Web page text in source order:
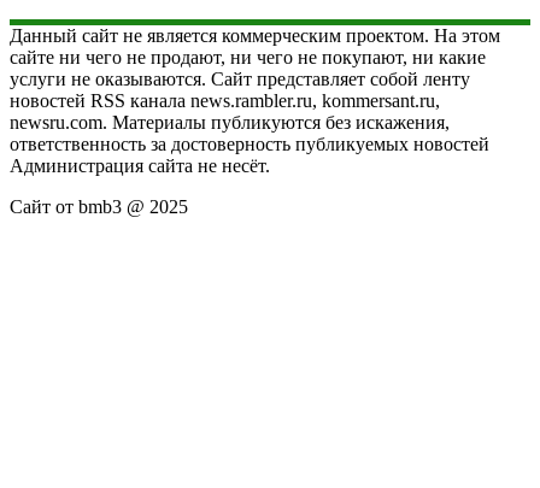
Данный сайт не является коммерческим проектом. На этом
сайте ни чего не продают, ни чего не покупают, ни какие
услуги не оказываются. Сайт представляет собой ленту
новостей RSS канала news.rambler.ru, kommersant.ru,
newsru.com. Материалы публикуются без искажения,
ответственность за достоверность публикуемых новостей
Администрация сайта не несёт.
Сайт от bmb3 @ 2025